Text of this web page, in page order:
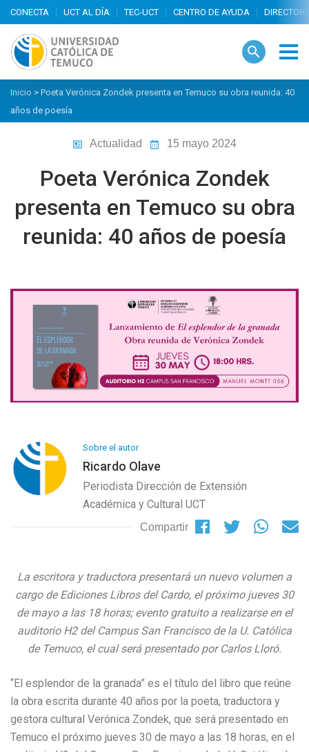
search
Inicio > Poeta Verónica Zondek presenta en Temuco su obra reunida: 40
años de poesía
Actualidad 15 mayo 2024
Poeta Verónica Zondek
presenta en Temuco su obra
reunida: 40 años de poesía
Sobre el autor
Ricardo Olave
Periodista Dirección de Extensión
Académica y Cultural UCT
Compartir
La escritora y traductora presentará un nuevo volumen a
cargo de Ediciones Libros del Cardo, el próximo jueves 30
de mayo a las 18 horas; evento gratuito a realizarse en el
auditorio H2 del Campus San Francisco de la U. Católica
de Temuco, el cual será presentado por Carlos Lloró.
“El esplendor de la granada” es el título del libro que reúne
la obra escrita durante 40 años por la poeta, traductora y
gestora cultural Verónica Zondek, que será presentado en
Temuco el próximo jueves 30 de mayo a las 18 horas, en el